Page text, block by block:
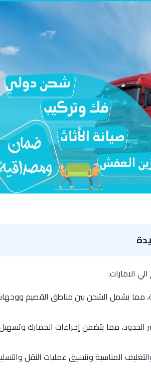
الامارات:
مما يشمل الشحن بين مناطق القصيم
الحدود، مما يتضمن إجراءات الجمارك
المناسبة وتنسيق عمليات النقل